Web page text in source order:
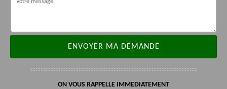
ON VOUS RAPPELLE IMMEDIATEMENT